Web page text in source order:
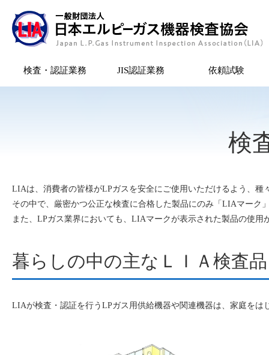
検査・認証業務 JIS認証業務 依頼試験
検
LIAは、消費者の皆様がLPガスを安全にご使用いただけるよう、
その中で、厳密かつ公正な検査に合格した製品にのみ「LIAマーク
また、LPガス業界においても、LIAマークが表示された製品の使
暮らしの中の主なＬＩＡ検査
LIAが検査・認証を行うLPガス用供給機器や関連機器は、家庭を